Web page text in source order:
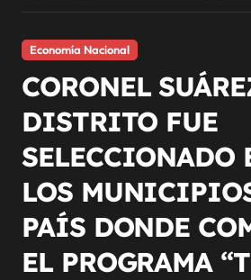
Economía Nacional
CORONEL
DISTRITO FUE
SELECCIONADO
LOS
PAÍS DONDE
EL PROGRAMA